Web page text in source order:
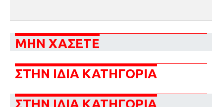
ΜΗΝ ΧΑΣΕΤΕ
ΣΤΗΝ ΙΔΙΑ ΚΑΤΗΓΟΡΙΑ
ΣΤΗΝ ΙΔΙΑ ΚΑΤΗΓΟΡΙΑ